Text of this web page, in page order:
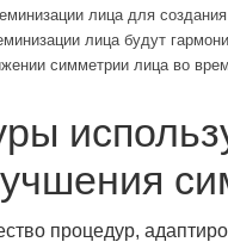
лица для
лица будут
симметрии лица во
процедур,